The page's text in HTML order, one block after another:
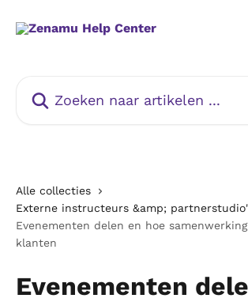
Alle collecties
Externe instructeurs &amp;
Evenementen delen en hoe
klanten
Evenementen